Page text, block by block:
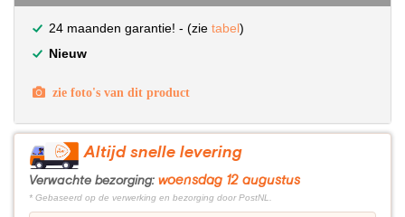
24 maanden garantie! - (zie tabel)
Nieuw
zie foto's van dit product
Altijd snelle levering
Verwachte bezorging: woensdag 12 augustus
* Gebaseerd op de verwerking en bezorging door PostNL.